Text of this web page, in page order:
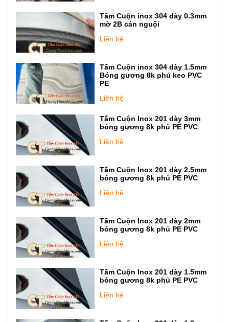
Tấm Cuộn inox 304 dày 0.3mm
mờ 2B cán nguội
Liên hệ
Tấm Cuộn inox 304 dày 1.5mm
Bóng gương 8k phủ keo PVC
PE
Liên hệ
Tấm Cuộn Inox 201 dày 3mm
bóng gương 8k phủ PE PVC
Liên hệ
Tấm Cuộn Inox 201 dày 2.5mm
bóng gương 8k phủ PE PVC
Liên hệ
Tấm Cuộn Inox 201 dày 2mm
bóng gương 8k phủ PE PVC
Liên hệ
Tấm Cuộn Inox 201 dày 1.5mm
bóng gương 8k phủ PE PVC
Liên hệ